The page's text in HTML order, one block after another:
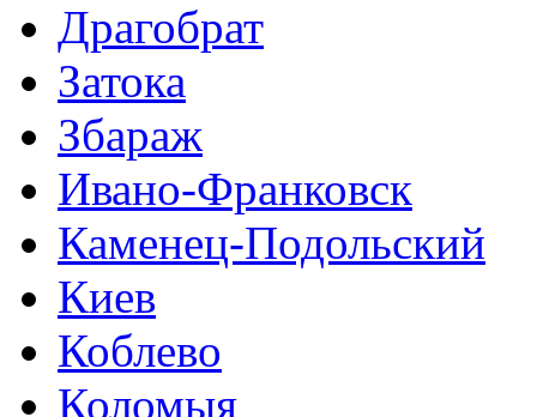
Драгобрат
Затока
Збараж
Ивано-Франковск
Каменец-Подольский
Киев
Коблево
Коломыя